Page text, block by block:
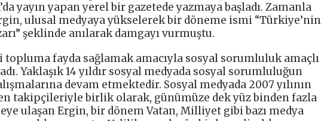
yayın yapan yerel bir gazetede yazmaya başladı. Zamanla
ulusal medyaya yükselerek bir döneme ismi “Türkiye’nin
şeklinde anılarak damgayı vurmuştu.
fayda sağlamak amacıyla sosyal sorumluluk amaçlı
Yaklaşık 14 yıldır sosyal medyada sosyal sorumluluğun
devam etmektedir. Sosyal medyada 2007 yılının
takipçileriyle birlik olarak, günümüze dek yüz binden fazla
ulaşan Ergin, bir dönem Vatan, Milliyet gibi bazı medya